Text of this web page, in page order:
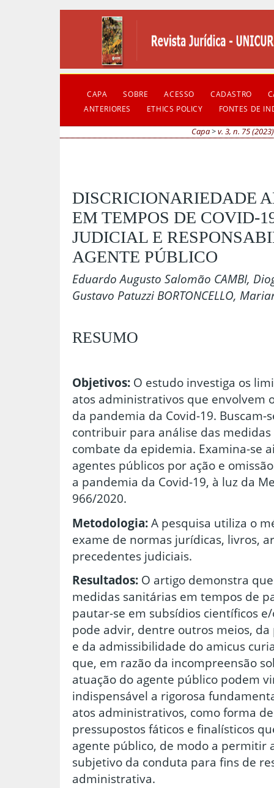
CAPA SOBRE ACESSO CADASTRO
ANTERIORES
ETHICS POLICY FONTES DE
Capa>v. 3, n. 75 (2023)
DISCRICIONARIEDADE
EM TEMPOS DE COVID-
JUDICIAL E
AGENTE PÚBLICO
Eduardo Augusto Salomão CAMBI,
Gustavo Patuzzi BORTONCELLO,
RESUMO
Objetivos: O estudo investiga os
atos administrativos que envolvem
da pandemia da Covid-19.
contribuir para análise das
combate da epidemia. Examina-se
agentes públicos por ação e
a pandemia da Covid-19, à luz da
966/2020.
Metodologia:A pesquisa utiliza o
exame de normas jurídicas, livros,
precedentes judiciais.
Resultados: O artigo demonstra
medidas sanitárias em tempos de
pautar-se em subsídios científicos
pode advir, dentre outros meios,
e da admissibilidade do amicus
que, em razão da incompreensão
atuação do agente público podem
indispensável a rigorosa
atos administrativos, como forma
pressupostos fáticos e finalísticos
agente público, de modo a permitir
subjetivo da conduta para fins de
administrativa.